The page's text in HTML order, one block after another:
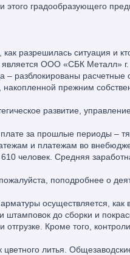
этого градообразующего
разрешилась ситуация и
ООО «СБК Металл»
– разблокированы
прежним
развитие,
за прошлые периоды –
и платежам во
человек. Средняя
поподробнее о
осуществляется,
штамповок до сборки и
отгрузке. Кроме того,
цветного литья.